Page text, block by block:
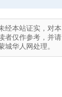
经本站证实，对本
者仅作参考，并请
华人网处理。